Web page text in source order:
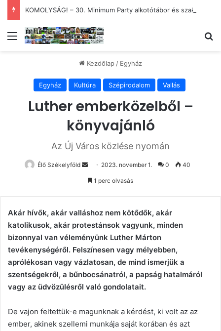
Menü
Kezdőlap/ Egyház
Egyház Kultúra Szépirodalom Vallás
Luther emberközelből –
könyvajánló
Az Új Város közlése nyomán
Élő Székelyföld
Send
an
2023. november 1. 0 40
1 perc olvasás
Akár hívők, akár valláshoz nem kötődők, akár
katolikusok, akár protestánsok vagyunk, minden
bizonnyal van véleményünk Luther Márton
tevékenységéről. Felszínesen vagy mélyebben,
aprólékosan vagy vázlatosan, de mind ismerjük a
szentségekről, a bűnbocsánatról, a papság hatalmáról
vagy az üdvözülésről való gondolatait.
De vajon feltettük-e magunknak a kérdést, ki volt az az
ember, akinek szellemi munkája saját korában és azt